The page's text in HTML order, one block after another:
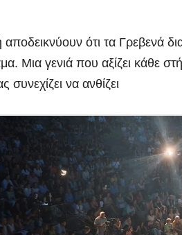
ότι τα Γρεβενά
Μια γενιά που αξίζει κάθε
συνεχίζει να ανθίζει